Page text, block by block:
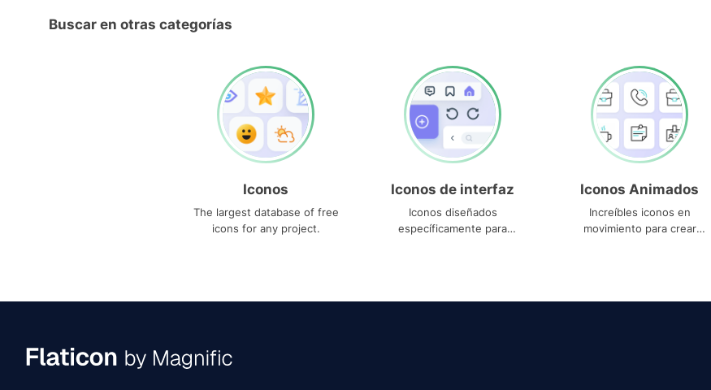
Buscar en otras categorías
Iconos
The largest database of free
icons for any project.
Iconos de interfaz
Iconos diseñados
específicamente para
Iconos Animados
Increíbles iconos en
movimiento para crear